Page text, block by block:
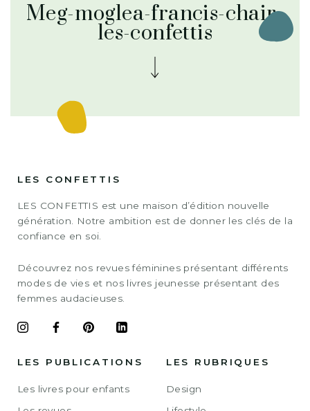
Meg-moglea-francis-chair-
les-confettis
LES CONFETTIS
LES CONFETTIS est une maison d’édition nouvelle
génération. Notre ambition est de donner les clés de la
confiance en soi.
Découvrez nos revues féminines présentant différents
modes de vies et nos livres jeunesse présentant des
femmes audacieuses.
LES PUBLICATIONS
Les livres pour enfants
LES RUBRIQUES
Design